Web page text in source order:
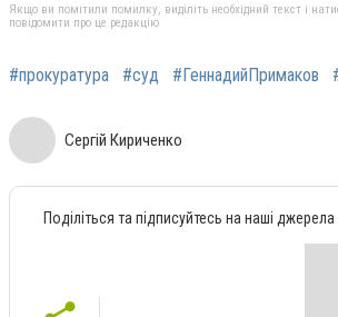
Якщо ви помітили помилку, виділіть необхідний текст і
повідомити про це редакцію
#прокуратура #суд #ГеннадийПримаков
Сергій Кириченко
Поділіться та підписуйтесь на наші джерела